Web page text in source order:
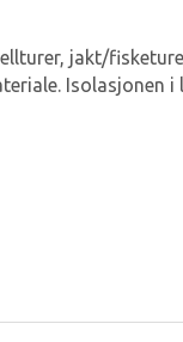
jakt/
Isolasjonen